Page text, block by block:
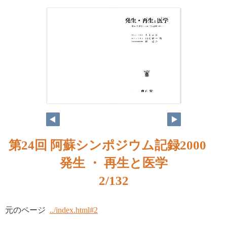
第24回 阿蘇シンポジウム記録2000
発生 ・ 再生と医学
2/132
元のページ ../index.html#2